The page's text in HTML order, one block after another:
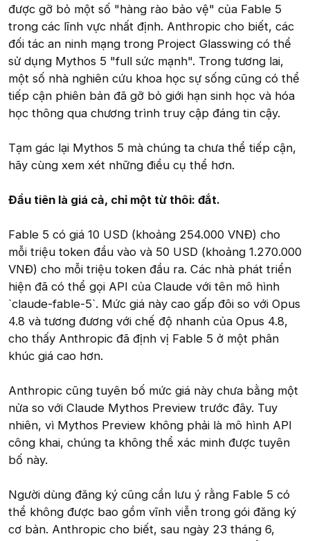
được gỡ bỏ một số "hàng rào bảo vệ" của Fable 5
trong các lĩnh vực nhất định. Anthropic cho biết, các
đối tác an ninh mạng trong Project Glasswing có thể
sử dụng Mythos 5 "full sức mạnh". Trong tương lai,
một số nhà nghiên cứu khoa học sự sống cũng có thể
tiếp cận phiên bản đã gỡ bỏ giới hạn sinh học và hóa
học thông qua chương trình truy cập đáng tin cậy.
Tạm gác lại Mythos 5 mà chúng ta chưa thể tiếp cận,
hãy cùng xem xét những điều cụ thể hơn.
Đầu tiên là giá cả, chỉ một từ thôi: đắt.
Fable 5 có giá 10 USD (khoảng 254.000 VNĐ) cho
mỗi triệu token đầu vào và 50 USD (khoảng 1.270.000
VNĐ) cho mỗi triệu token đầu ra. Các nhà phát triển
hiện đã có thể gọi API của Claude với tên mô hình
`claude-fable-5`. Mức giá này cao gấp đôi so với Opus
4.8 và tương đương với chế độ nhanh của Opus 4.8,
cho thấy Anthropic đã định vị Fable 5 ở một phân
khúc giá cao hơn.
Anthropic cũng tuyên bố mức giá này chưa bằng một
nửa so với Claude Mythos Preview trước đây. Tuy
nhiên, vì Mythos Preview không phải là mô hình API
công khai, chúng ta không thể xác minh được tuyên
bố này.
Người dùng đăng ký cũng cần lưu ý rằng Fable 5 có
thể không được bao gồm vĩnh viễn trong gói đăng ký
cơ bản. Anthropic cho biết, sau ngày 23 tháng 6,